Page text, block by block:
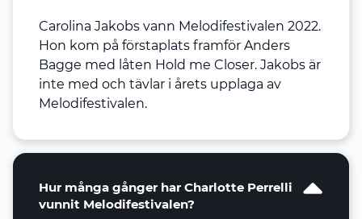
Carolina Jakobs vann Melodifestivalen 2022.
Hon kom på förstaplats framför Anders
Bagge med låten Hold me Closer. Jakobs är
inte med och tävlar i årets upplaga av
Melodifestivalen.
Hur många gånger har Charlotte Perrelli
vunnit Melodifestivalen?